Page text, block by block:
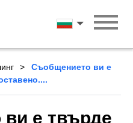
български
Съобщението ви е
е твърде